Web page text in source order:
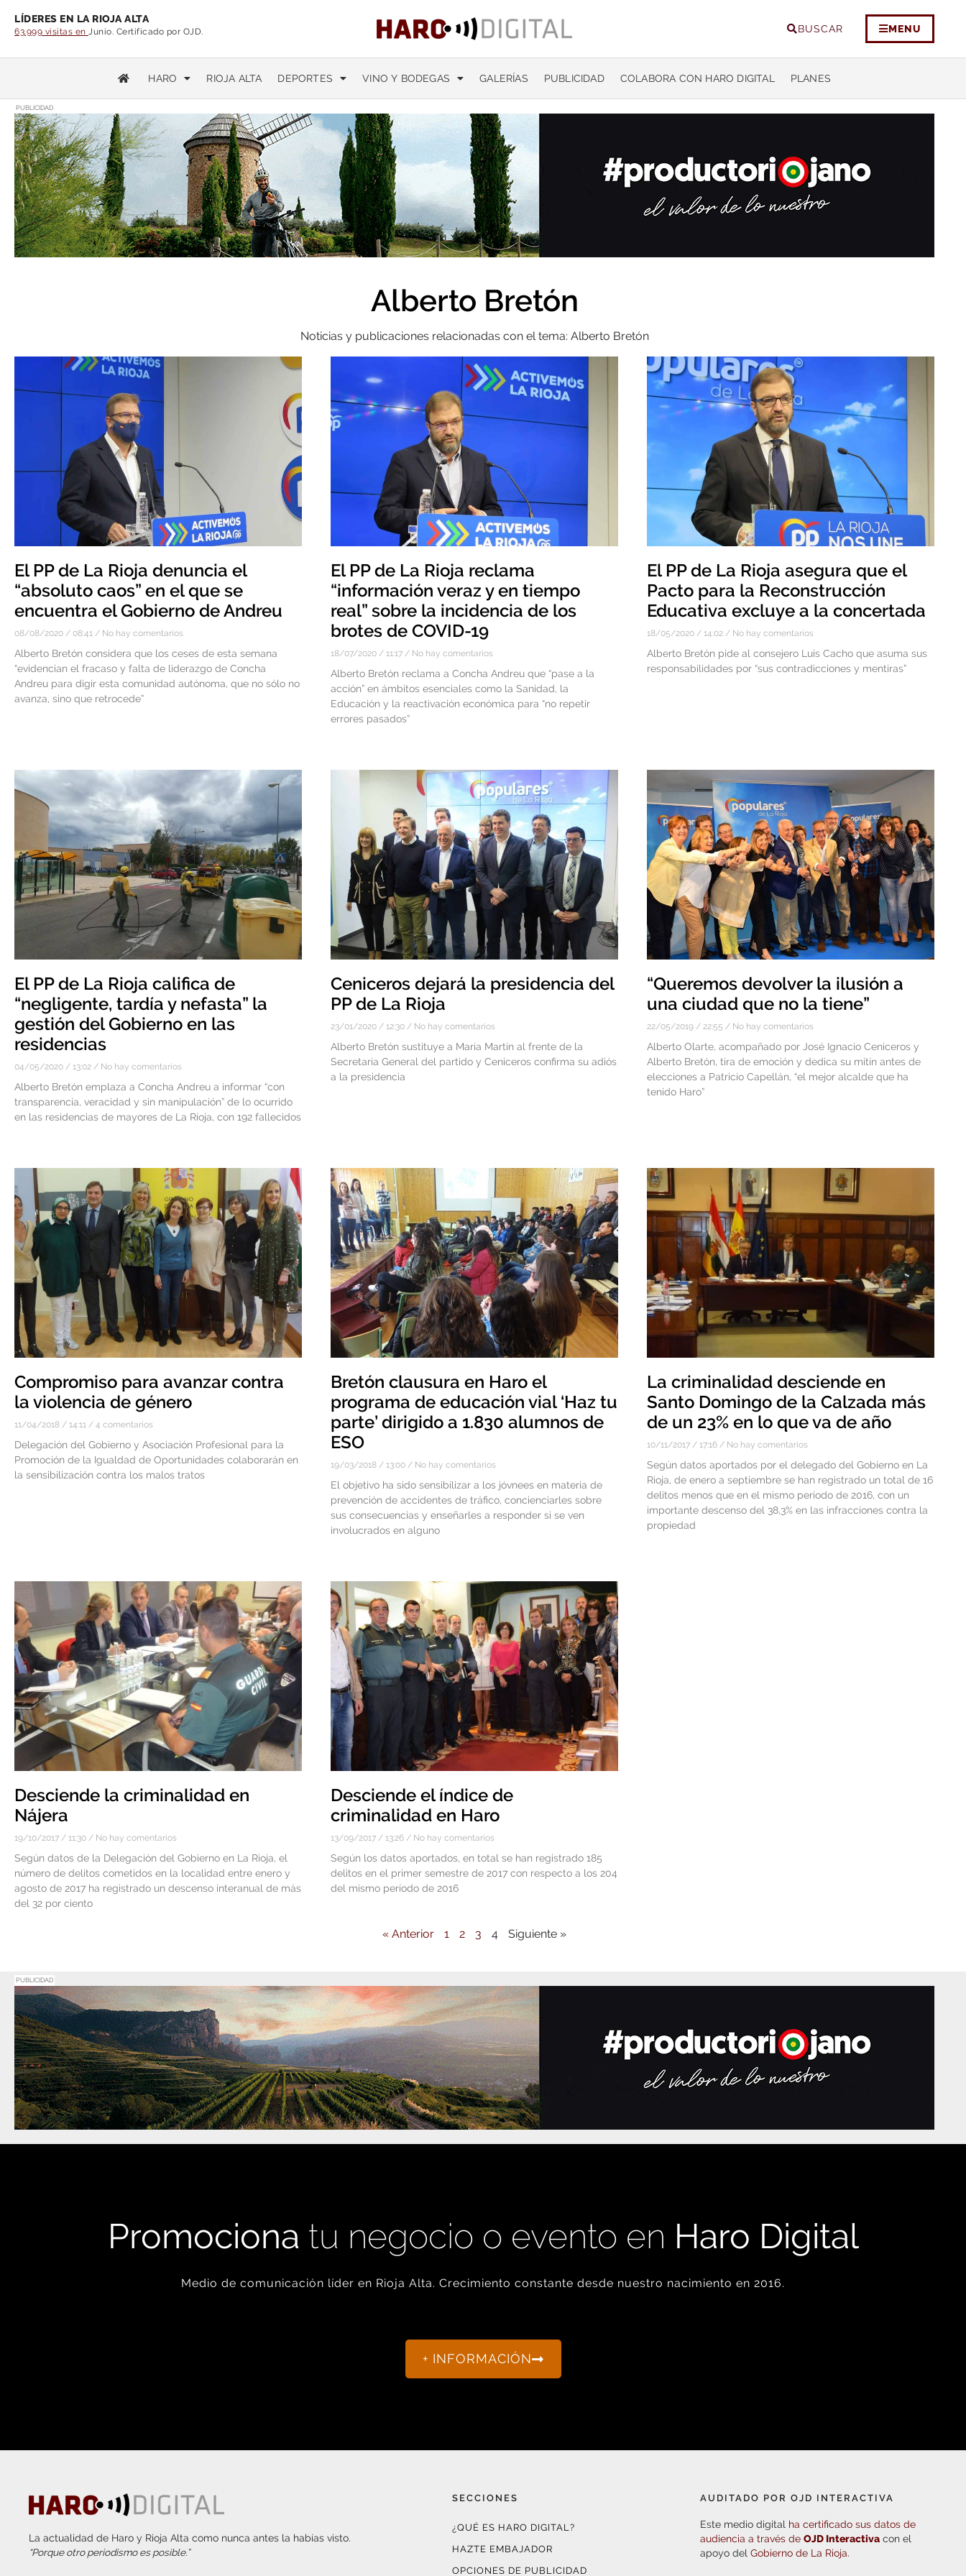
LÍDERES EN LA RIOJA ALTA
63.999 visitas en Junio. Certificado por OJD. BUSCAR MENU
HARO RIOJA ALTA DEPORTES VINO Y BODEGAS GALERÍAS PUBLICIDAD COLABORA CON HARO DIGITAL PLANES
PUBLICIDAD
Alberto Bretón
Noticias y publicaciones relacionadas con el tema: Alberto Bretón
El PP de La Rioja denuncia el
“absoluto caos” en el que se
encuentra el Gobierno de Andreu
08/08/2020 08:41 No hay comentarios
Alberto Bretón considera que los ceses de esta semana
“evidencian el fracaso y falta de liderazgo de Concha
Andreu para digir esta comunidad autónoma, que no sólo no
avanza, sino que retrocede”
El PP de La Rioja reclama
“información veraz y en tiempo
real” sobre la incidencia de los
brotes de COVID-19
18/07/2020 11:17 No hay comentarios
Alberto Bretón reclama a Concha Andreu que “pase a la
acción” en ámbitos esenciales como la Sanidad, la
Educación y la reactivación económica para “no repetir
errores pasados”
El PP de La Rioja asegura que el
Pacto para la Reconstrucción
Educativa excluye a la concertada
18/05/2020 14:02 No hay comentarios
Alberto Bretón pide al consejero Luis Cacho que asuma sus
responsabilidades por “sus contradicciones y mentiras”
El PP de La Rioja califica de
“negligente, tardía y nefasta” la
gestión del Gobierno en las
residencias
04/05/2020 13:02 No hay comentarios
Alberto Bretón emplaza a Concha Andreu a informar “con
transparencia, veracidad y sin manipulación” de lo ocurrido
en las residencias de mayores de La Rioja, con 192 fallecidos
Ceniceros dejará la presidencia del
PP de La Rioja
23/01/2020 12:30 No hay comentarios
Alberto Bretón sustituye a María Martín al frente de la
Secretaría General del partido y Ceniceros confirma su adiós
a la presidencia
“Queremos devolver la ilusión a
una ciudad que no la tiene”
22/05/2019 22:55 No hay comentarios
Alberto Olarte, acompañado por José Ignacio Ceniceros y
Alberto Bretón, tira de emoción y dedica su mitín antes de
elecciones a Patricio Capellán, “el mejor alcalde que ha
tenido Haro”
Compromiso para avanzar contra
la violencia de género
11/04/2018 14:11 4 comentarios
Delegación del Gobierno y Asociación Profesional para la
Promoción de la Igualdad de Oportunidades colaborarán en
la sensibilización contra los malos tratos
Bretón clausura en Haro el
programa de educación vial ‘Haz tu
parte’ dirigido a 1.830 alumnos de
ESO
19/03/2018 13:00 No hay comentarios
El objetivo ha sido sensibilizar a los jóvnees en materia de
prevención de accidentes de tráfico, concienciarles sobre
sus consecuencias y enseñarles a responder si se ven
involucrados en alguno
La criminalidad desciende en
Santo Domingo de la Calzada más
de un 23% en lo que va de año
10/11/2017 17:16 No hay comentarios
Según datos aportados por el delegado del Gobierno en La
Rioja, de enero a septiembre se han registrado un total de 16
delitos menos que en el mismo periodo de 2016, con un
importante descenso del 38,3% en las infracciones contra la
propiedad
Desciende la criminalidad en
Nájera
19/10/2017 11:30 No hay comentarios
Según datos de la Delegación del Gobierno en La Rioja, el
número de delitos cometidos en la localidad entre enero y
agosto de 2017 ha registrado un descenso interanual de más
del 32 por ciento
Desciende el índice de
criminalidad en Haro
13/09/2017 13:26 No hay comentarios
Según los datos aportados, en total se han registrado 185
delitos en el primer semestre de 2017 con respecto a los 204
del mismo período de 2016
« Anterior 1 2 3 4 Siguiente »
PUBLICIDAD
Promociona tu negocio o evento en Haro Digital
Medio de comunicación líder en Rioja Alta. Crecimiento constante desde nuestro nacimiento en 2016.
+ INFORMACIÓN
La actualidad de Haro y Rioja Alta como nunca antes la habías visto.
“Porque otro periodismo es posible.”
SECCIONES
¿QUÉ ES HARO DIGITAL?
HAZTE EMBAJADOR
OPCIONES DE PUBLICIDAD
AUDITADO POR OJD INTERACTIVA
Este medio digital ha certificado sus datos de
audiencia a través deOJD Interactiva con el
apoyo delGobierno de La Rioja.